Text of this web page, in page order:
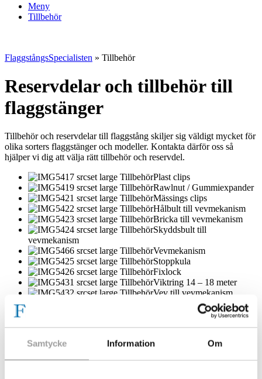
Samtycke Information Om
Meny
Tillbehör
FlaggstångsSpecialisten » Tillbehör
Reservdelar och tillbehör till
flaggstänger
Tillbehör och reservdelar till flaggstång skiljer sig väldigt mycket för
olika sorters flaggstänger och modeller. Kontakta därför oss så
hjälper vi dig att välja rätt tillbehör och reservdel.
Plast clips
Rawlnut / Gummiexpander
Mässings clips
Hålbult till vevmekanism
Bricka till vevmekanism
Skyddsbult till
vevmekanism
Vevmekanism
Stoppkula
Fixlock
Viktring 14 – 18 meter
Vev till vevmekanism
Viktring flaggstång 6-12
Kivi cement